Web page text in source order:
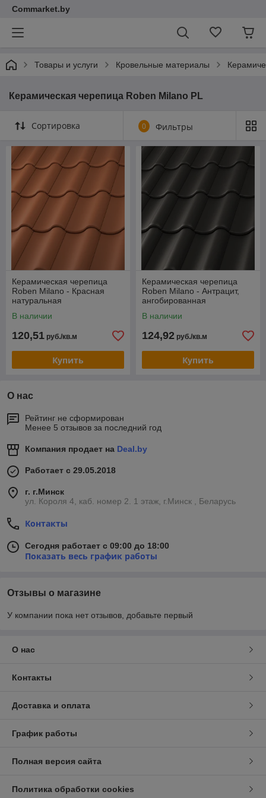
Commarket.by
Товары и услуги Кровельные материалы
Керамическая черепица Roben Milano PL
Сортировка 0 Фильтры
Керамическая черепица
Roben Milano - Красная
натуральная
В наличии
120,51 руб./кв.м
Купить
Керамическая черепица
Roben Milano - Антрацит,
ангобированная
В наличии
124,92 руб./кв.м
Купить
О нас
Рейтинг не сформирован
Менее 5 отзывов за последний год
Компания продает на Deal.by
Работает с 29.05.2018
г. г.Минск
ул. Короля 4, каб. номер 2. 1 этаж, г.Минск , Беларусь
Контакты
Сегодня работает с 09:00 до 18:00
Показать весь график работы
Отзывы о магазине
У компании пока нет отзывов, добавьте первый
О нас
Контакты
Доставка и оплата
График работы
Полная версия сайта
Политика обработки cookies